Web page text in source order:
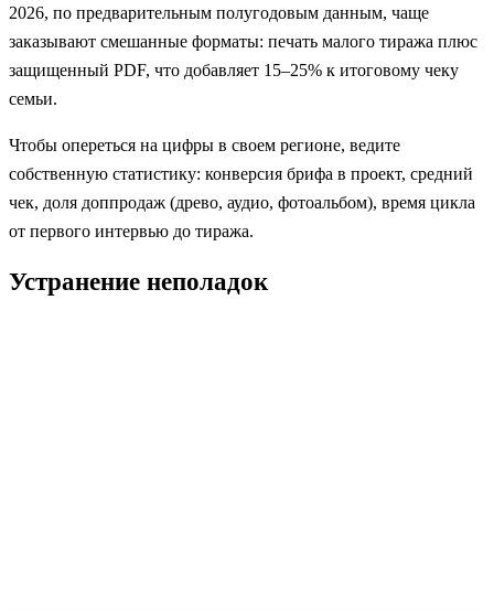
2026, по предварительным полугодовым данным, чаще
заказывают смешанные форматы: печать малого тиража плюс
защищенный PDF, что добавляет 15–25% к итоговому чеку
семьи.
Чтобы опереться на цифры в своем регионе, ведите
собственную статистику: конверсия брифа в проект, средний
чек, доля доппродаж (древо, аудио, фотоальбом), время цикла
от первого интервью до тиража.
Устранение неполадок